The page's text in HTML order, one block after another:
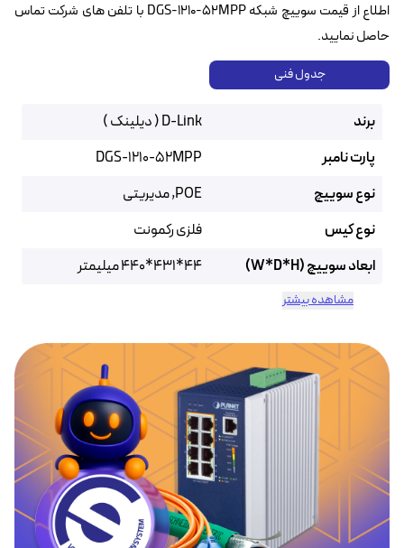
اطلاع از قیمت سوییچ شبکه DGS-1210-52MPP‌ با تلفن های شرکت تماس
حاصل نمایید.
جدول فنی
برند
D-Link ( دیلینک )
پارت نامبر
DGS-1210-52MPP
نوع سوییچ
POE, مدیریتی
نوع کیس
فلزی رکمونت
ابعاد سوییچ (W*D*H)
44*431*440 میلیمتر
مشاهده بیشتر